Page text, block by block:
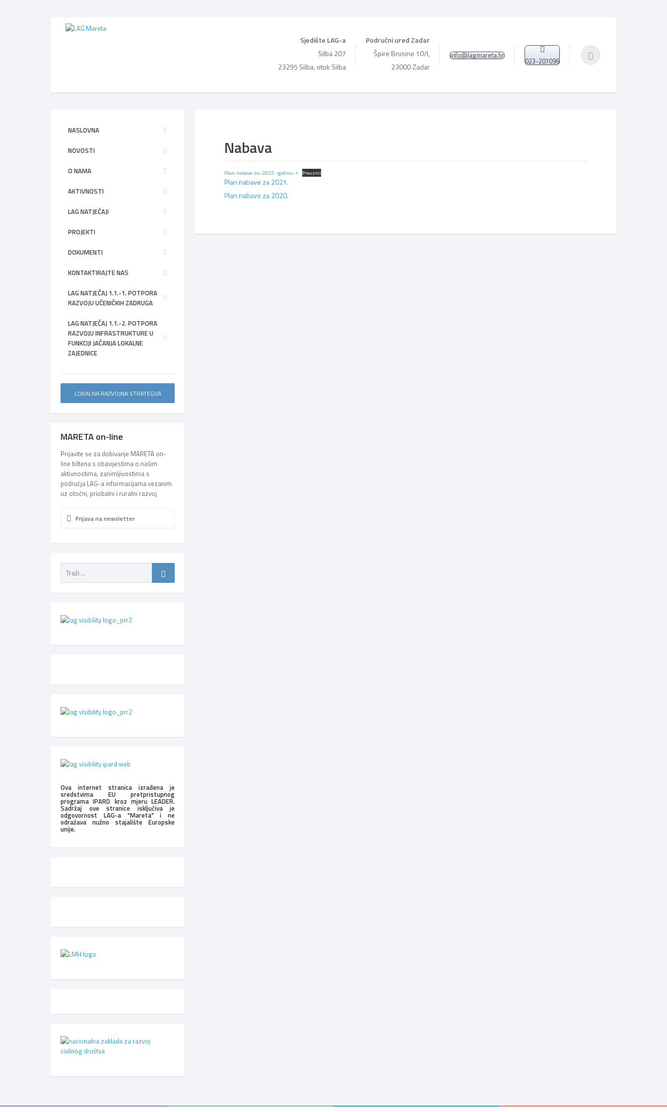
Sjedište LAG-a
Silba 207
23295 Silba, otok Silba
Područni ured Zadar
Špire Brusine 10/I,
23000 Zadar
info@lagmareta.hr
023-207096
Nabava
Plan-nabave-za-2022.-godinu-1 Preuzmi
Plan nabave za 2021.
Plan nabave za 2020.
NASLOVNA
NOVOSTI
O NAMA
AKTIVNOSTI
LAG NATJEČAJI
PROJEKTI
DOKUMENTI
KONTAKTIRAJTE NAS
LAG NATJEČAJ 1.1.-1. POTPORA
RAZVOJU UČENIČKIH ZADRUGA
LAG NATJEČAJ 1.1.-2. POTPORA
RAZVOJU INFRASTRUKTURE U
FUNKCIJI JAČANJA LOKALNE
ZAJEDNICE
LOKALNA RAZVOJNA STRATEGIJA
MARETA on-line
Prijavite se za dobivanje MARETA on-
line biltena s obavijestima o našim
aktivnostima, zanimljivostima s
područja LAG-a informacijama vezanim
uz otočni, priobalni i ruralni razvoj
Prijava na newsletter
Ova internet stranica izrađena je
sredstvima EU pretpristupnog
programa IPARD kroz mjeru LEADER.
Sadržaj ove stranice isključiva je
odgovornost LAG-a "Mareta" i ne
odražava nužno stajalište Europske
unije.